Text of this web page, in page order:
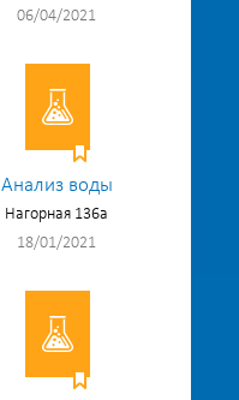
06/04/2021
Анализ воды
Нагорная 136а
18/01/2021